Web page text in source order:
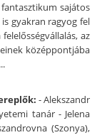
sajátos
gyakran ragyog fel
az
középpontjába
- Alekszandr
tanár - Jelena
(Szonya),